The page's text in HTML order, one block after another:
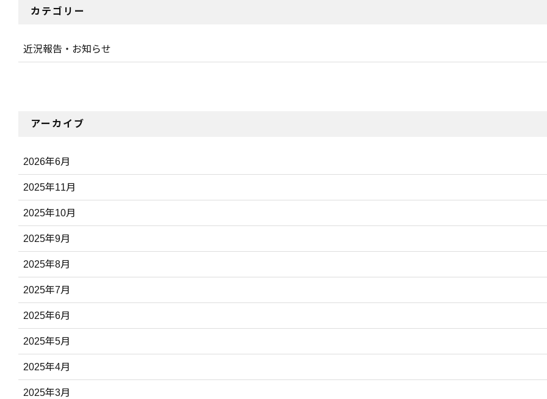
カテゴリー
近況報告・お知らせ
アーカイブ
2026年6月
2025年11月
2025年10月
2025年9月
2025年8月
2025年7月
2025年6月
2025年5月
2025年4月
2025年3月